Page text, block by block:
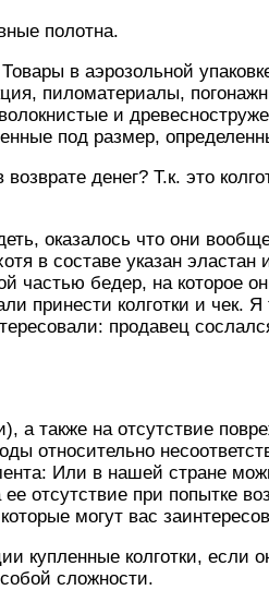
полотна.
в аэрозольной
пиломатериалы,
и
под размер,
денег? Т.к. это
оказалось что они
в составе указан
частью бедер, на которое
принести колготки и чек.
продавец
а также на отсутствие
относительно
Или в нашей стране
отсутствие при попытке
могут вас
купленные колготки, если
сложности.